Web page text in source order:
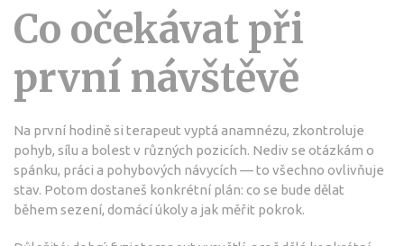
Co očekávat při
první návštěvě
Na první hodině si terapeut vyptá anamnézu, zkontroluje
pohyb, sílu a bolest v různých pozicích. Nediv se otázkám o
spánku, práci a pohybových návycích — to všechno ovlivňuje
stav. Potom dostaneš konkrétní plán: co se bude dělat
během sezení, domácí úkoly a jak měřit pokrok.